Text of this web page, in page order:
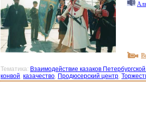
Тематика: Взаимодействие казаков
конвой, казачество, Продюсерский центр,